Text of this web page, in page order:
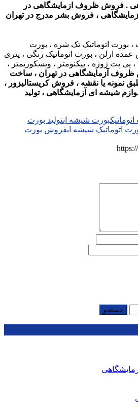
. فروش ظروف ازمایشگاهی در
، فروش بشر مدرج در تهران
بورت اتوماتیک تک شره ، بورت
ارلن ، بورت اتوماتیک رنگی ، پتری
پی پت ژوژه ، پیکنومتر ، ویسکوزیمتر ،
آزمایشگاهی در تهران ، ساخت
نمونه یا نقشه ، فروش کریستالیزور ،
شیشه ای آزمایشگاهی ، تولید
بورت شیشه ایتولید بورت
اتوماتیک شیشه ایفروش بورت